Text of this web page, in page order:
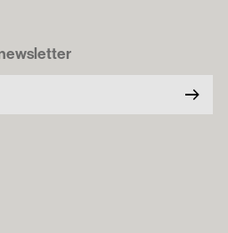
arrow_right_alt